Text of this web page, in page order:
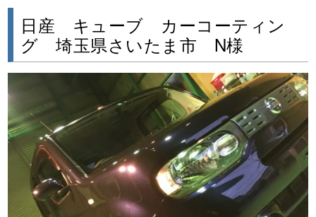
日産 キューブ カーコーティン
グ 埼玉県さいたま市 N様